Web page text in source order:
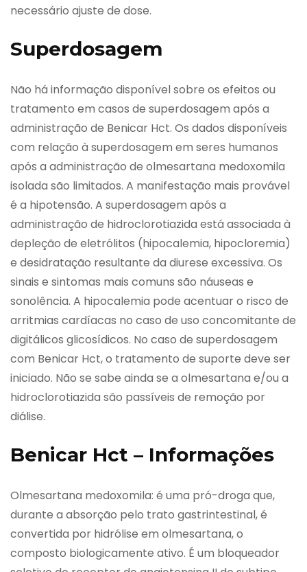
necessário ajuste de dose.
Superdosagem
Não há informação disponível sobre os efeitos ou
tratamento em casos de superdosagem após a
administração de Benicar Hct. Os dados disponíveis
com relação à superdosagem em seres humanos
após a administração de olmesartana medoxomila
isolada são limitados. A manifestação mais provável
é a hipotensão. A superdosagem após a
administração de hidroclorotiazida está associada à
depleção de eletrólitos (hipocalemia, hipocloremia)
e desidratação resultante da diurese excessiva. Os
sinais e sintomas mais comuns são náuseas e
sonolência. A hipocalemia pode acentuar o risco de
arritmias cardíacas no caso de uso concomitante de
digitálicos glicosídicos. No caso de superdosagem
com Benicar Hct, o tratamento de suporte deve ser
iniciado. Não se sabe ainda se a olmesartana e/ou a
hidroclorotiazida são passíveis de remoção por
diálise.
Benicar Hct – Informações
Olmesartana medoxomila: é uma pró-droga que,
durante a absorção pelo trato gastrintestinal, é
convertida por hidrólise em olmesartana, o
composto biologicamente ativo. É um bloqueador